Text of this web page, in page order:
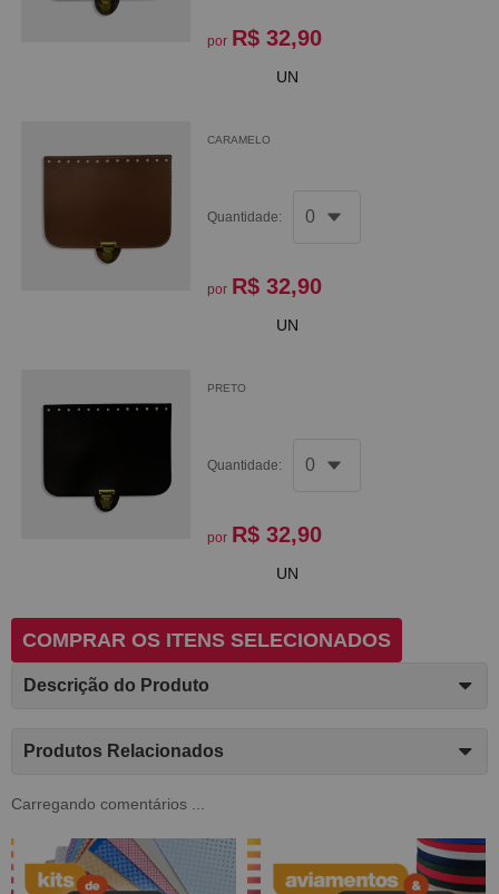
por R$ 32,90
UN
CARAMELO
Quantidade:
por R$ 32,90
UN
PRETO
Quantidade:
por R$ 32,90
UN
COMPRAR OS ITENS SELECIONADOS
Descrição do Produto
Produtos Relacionados
Carregando comentários ...